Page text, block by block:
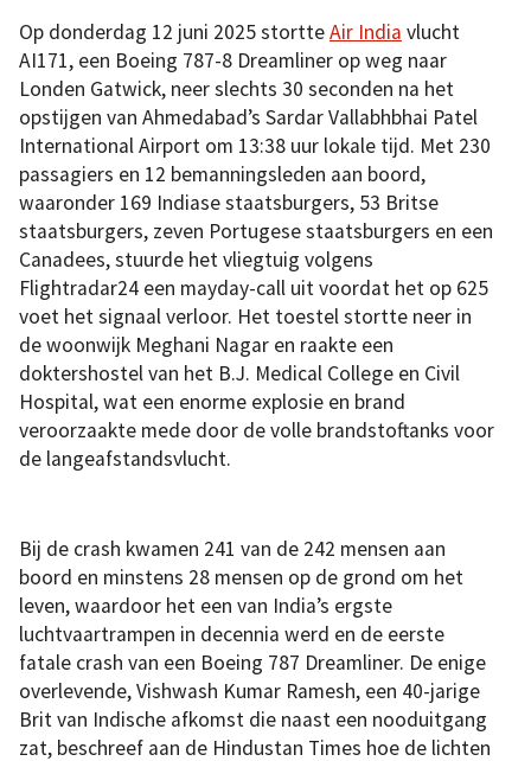
Op donderdag 12 juni 2025 stortteAir India vlucht
AI171, een Boeing 787-8 Dreamliner op weg naar
Londen Gatwick, neer slechts 30 seconden na het
opstijgen van Ahmedabad’s Sardar Vallabhbhai Patel
International Airport om 13:38 uur lokale tijd. Met 230
passagiers en 12 bemanningsleden aan boord,
waaronder 169 Indiase staatsburgers, 53 Britse
staatsburgers, zeven Portugese staatsburgers en een
Canadees, stuurde het vliegtuig volgens
Flightradar24 een mayday-call uit voordat het op 625
voet het signaal verloor. Het toestel stortte neer in
de woonwijk Meghani Nagar en raakte een
doktershostel van het B.J. Medical College en Civil
Hospital, wat een enorme explosie en brand
veroorzaakte mede door de volle brandstoftanks voor
de langeafstandsvlucht.
Bij de crash kwamen 241 van de 242 mensen aan
boord en minstens 28 mensen op de grond om het
leven, waardoor het een van India’s ergste
luchtvaartrampen in decennia werd en de eerste
fatale crash van een Boeing 787 Dreamliner. De enige
overlevende, Vishwash Kumar Ramesh, een 40-jarige
Brit van Indische afkomst die naast een nooduitgang
zat, beschreef aan de Hindustan Times hoe de lichten